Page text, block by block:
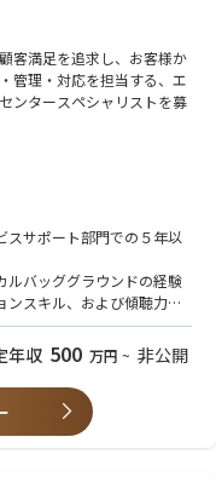
客満足を追求し、お客様か
管理・対応を担当する、エ
ンタースペシャリストを募
Rate）」と「サービス提
サービスを提供する重要
題解決をスムーズにするた
連情報を収集する。
いかを確認し、必要に応じ
し、顧客SLA（サービス品
ションを行う。
トラブルシューティングを
スサポート部門での５年以
ルバッググラウンドの経験
ンスキル、および傾聴力
る知識
の経験があれば尚可）
時間を効果的に管理する能
年収 500 万円 ~ 非公開